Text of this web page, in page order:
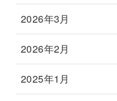
2026年3月
2026年2月
2025年1月